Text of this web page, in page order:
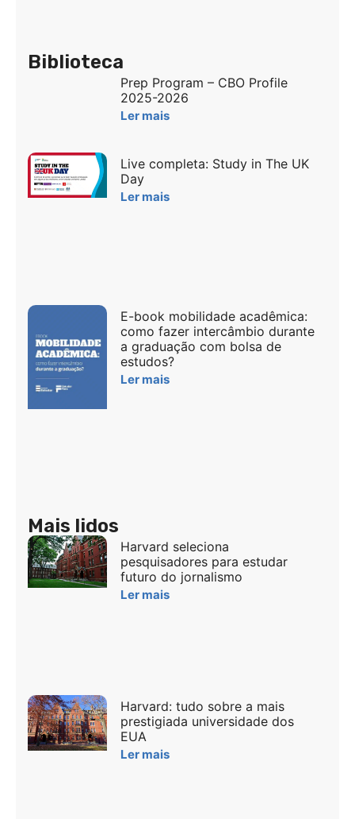
Biblioteca
Prep Program – CBO Profile
2025-2026
Ler mais
Live completa: Study in The UK
Day
Ler mais
E-book mobilidade acadêmica:
como fazer intercâmbio durante
a graduação com bolsa de
estudos?
Ler mais
Mais lidos
Harvard seleciona
pesquisadores para estudar
futuro do jornalismo
Ler mais
Harvard: tudo sobre a mais
prestigiada universidade dos
EUA
Ler mais